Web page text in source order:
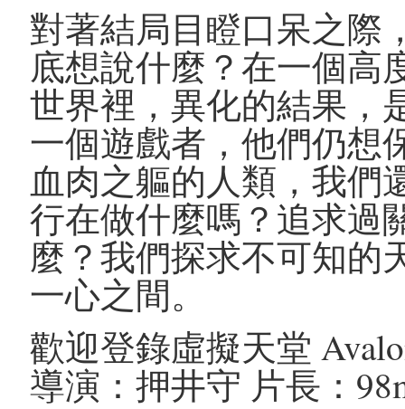
對著結局目瞪口呆之際
底想說什麼？在一個高
世界裡，異化的結果，
一個遊戲者，他們仍想
血肉之軀的人類，我們
行在做什麼嗎？追求過
麼？我們探求不可知的
一心之間。
歡迎登錄虛擬天堂
導演：押井守 片長：